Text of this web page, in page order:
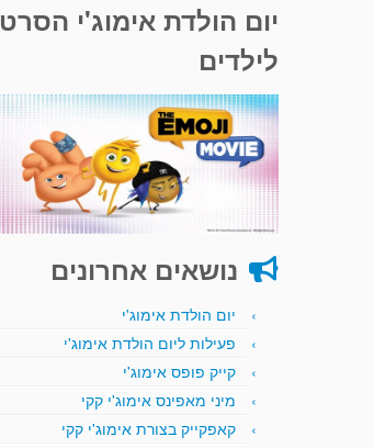
יום הולדת אימוג'י הסרט
לילדים
נושאים אחרונים
יום הולדת אימוג'י
פעילות ליום הולדת אימוג'י
קייק פופס אימוג'י
מיני מאפינס אימוג'י קקי
קאפקייק בצורת אימוג'י קקי